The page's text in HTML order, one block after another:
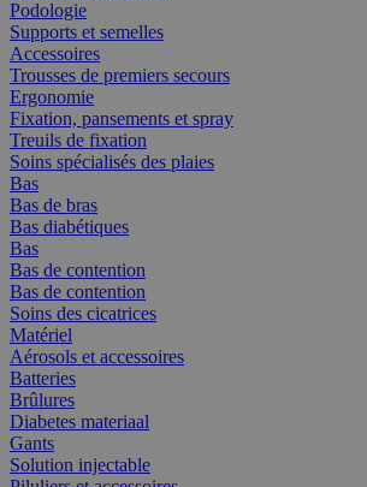
Podologie
Supports et semelles
Accessoires
Trousses de premiers secours
Ergonomie
Fixation, pansements et spray
Treuils de fixation
Soins spécialisés des plaies
Bas
Bas de bras
Bas diabétiques
Bas
Bas de contention
Bas de contention
Soins des cicatrices
Matériel
Aérosols et accessoires
Batteries
Brûlures
Diabetes materiaal
Gants
Solution injectable